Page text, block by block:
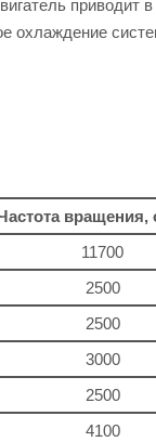
приводит
охлаждение
вращения,
11700
2500
2500
3000
2500
4100